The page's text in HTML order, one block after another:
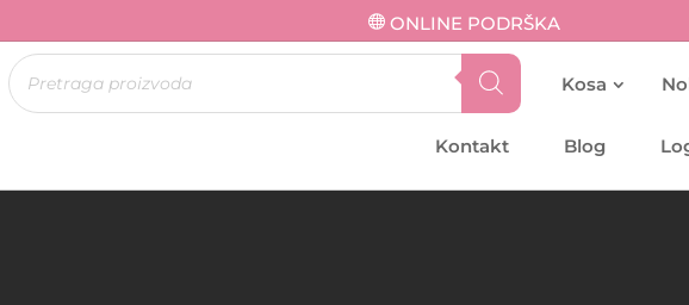
ONLINE PODRŠKA
Products
search Kosa
Kontakt Blog